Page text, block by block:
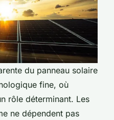
du panneau solaire
fine, où
rôle déterminant. Les
ne dépendent pas